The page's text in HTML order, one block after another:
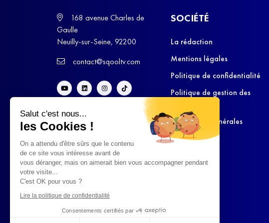
Salut c'est nous...
les Cookies !
On a attendu d'être sûrs que le contenu
de ce site vous intéresse avant de
vous déranger, mais on aimerait bien vous accompagner pendant
votre visite...
C'est OK pour vous ?
Lire la politique de confidentialité
Consentements certifiés par
168 avenue Charles de
Gaulle
Neuilly-sur-Seine, 92200
contact@sqooltv.com
SOCIÉTÉ
La rédaction
Mentions légales
Politique de confidentialité
Politique de gestion des
Conditions Générales
d’Utilisation